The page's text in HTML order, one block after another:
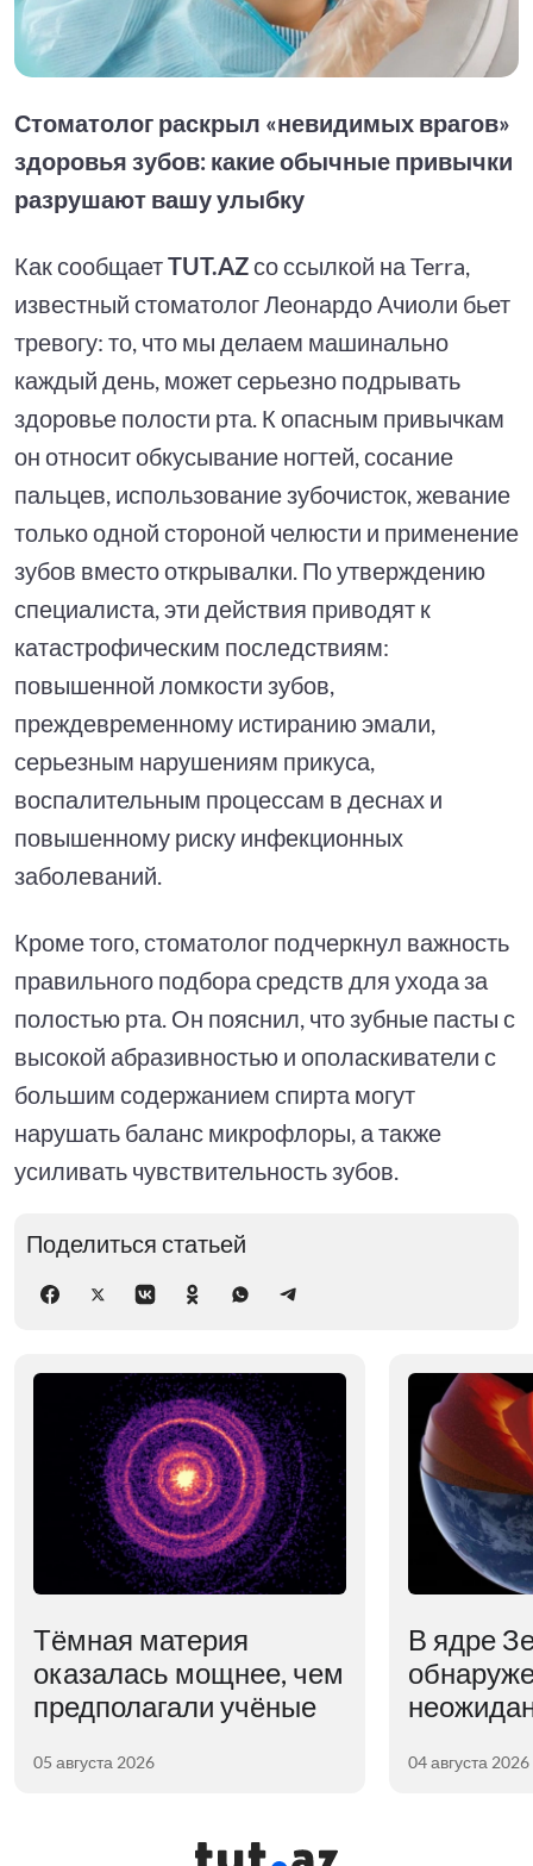
Стоматолог раскрыл «невидимых врагов»
здоровья зубов: какие обычные привычки
разрушают вашу улыбку
Как сообщаетTUT.AZсо ссылкой на Terra,
известный стоматолог Леонардо Ачиоли бьет
тревогу: то, что мы делаем машинально
каждый день, может серьезно подрывать
здоровье полости рта. К опасным привычкам
он относит обкусывание ногтей, сосание
пальцев, использование зубочисток, жевание
только одной стороной челюсти и применение
зубов вместо открывалки. По утверждению
специалиста, эти действия приводят к
катастрофическим последствиям:
повышенной ломкости зубов,
преждевременному истиранию эмали,
серьезным нарушениям прикуса,
воспалительным процессам в деснах и
повышенному риску инфекционных
заболеваний.
Кроме того, стоматолог подчеркнул важность
правильного подбора средств для ухода за
полостью рта. Он пояснил, что зубные пасты с
высокой абразивностью и ополаскиватели с
большим содержанием спирта могут
нарушать баланс микрофлоры, а также
усиливать чувствительность зубов.
Поделиться статьей
Тёмная материя
оказалась мощнее, чем
предполагали учёные
05 августа 2026
В ядре
04 августа 2026